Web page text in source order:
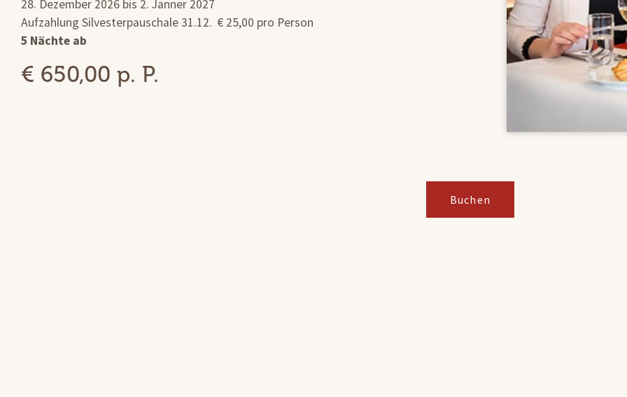
28. Dezember 2026 bis 2. Jänner 2027
Aufzahlung Silvesterpauschale 31.12. € 25,00 pro Person
5 Nächte ab
€ 650,00 p. P.
Buchen